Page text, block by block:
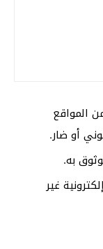
المواقع
أو ضار.
به.
غير